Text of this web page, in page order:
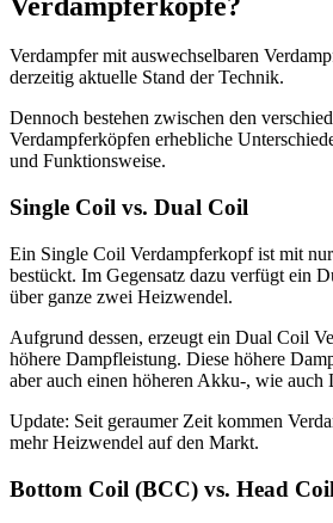
Verdampfer mit auswechselbaren
derzeitig aktuelle Stand der Technik.
Dennoch bestehen zwischen den
Verdampferköpfen erhebliche
und Funktionsweise.
Single Coil vs. Dual Coil
Ein Single Coil Verdampferkopf ist mit
bestückt. Im Gegensatz dazu verfügt ein
über ganze zwei Heizwendel.
Aufgrund dessen, erzeugt ein Dual Coil
höhere Dampfleistung. Diese höhere
aber auch einen höheren Akku-, wie auch
Update: Seit geraumer Zeit kommen
mehr Heizwendel auf den Markt.
Bottom Coil (BCC) vs. Head Coil